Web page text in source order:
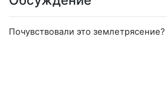
Почувствовали это